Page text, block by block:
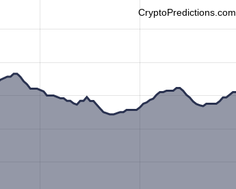
CryptoPredictions.com